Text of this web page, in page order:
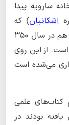
سارویه پیدا
اشکانیان) که
ابومعشر بلخی درباره آن گفته است و یکی هم در سال ۳۵۰
از این روی
می‌شده است
کتاب‌های علمی
بودند در